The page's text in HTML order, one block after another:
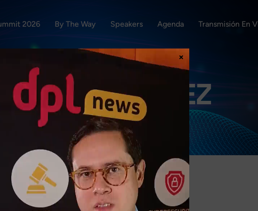
2026 By The Way Speakers Agenda Transmisión En
RODRÍGUEZ
×